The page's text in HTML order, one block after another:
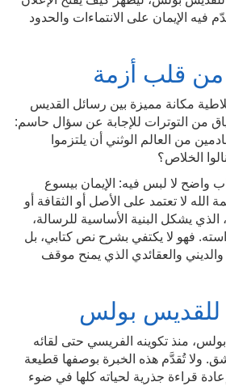
فيه الإيمان على الانتماءات والحدود
قلب أزمة
مكانة مميزة بين رسائل القديس
من التوترات للإجابة عن سؤال حاسم:
من العالم الوثني أن يلتزموا
الخلاص؟
واضح لا لبس فيه: الإيمان بيسوع
لا تعتمد على الأصل أو الثقافة أو
الذي يشكل البنية الأساسية للرسالة،
فهو لا يكتفي بشرح نص كتابي، بل
والديني والعقائدي الذي يمنح موقف
للقديس بولس
بولس، منذ تكوينه الفريسي حتى لقائه
ولا تُقدَّم هذه الخبرة بوصفها قطيعة
قراءة جذرية لحياته كلها في ضوء